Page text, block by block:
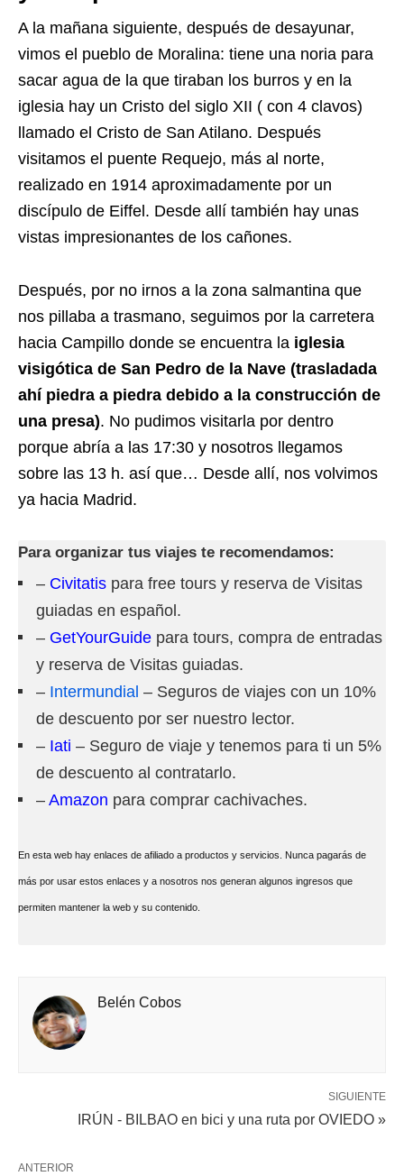
A la mañana siguiente, después de desayunar,
vimos el pueblo de Moralina: tiene una noria para
sacar agua de la que tiraban los burros y en la
iglesia hay un Cristo del siglo XII ( con 4 clavos)
llamado el Cristo de San Atilano. Después
visitamos el puente Requejo, más al norte,
realizado en 1914 aproximadamente por un
discípulo de Eiffel. Desde allí también hay unas
vistas impresionantes de los cañones.
Después, por no irnos a la zona salmantina que
nos pillaba a trasmano, seguimos por la carretera
hacia Campillo donde se encuentra la iglesia
visigótica de San Pedro de la Nave (trasladada
ahí piedra a piedra debido a la construcción de
una presa). No pudimos visitarla por dentro
porque abría a las 17:30 y nosotros llegamos
sobre las 13 h. así que… Desde allí, nos volvimos
ya hacia Madrid.
Para organizar tus viajes te recomendamos:
– Civitatis para free tours y reserva de Visitas
guiadas en español.
– GetYourGuide para tours, compra de entradas
y reserva de Visitas guiadas.
– Intermundial – Seguros de viajes con un 10%
de descuento por ser nuestro lector.
– Iati – Seguro de viaje y tenemos para ti un 5%
de descuento al contratarlo.
– Amazon para comprar cachivaches.
En esta web hay enlaces de afiliado a productos y servicios. Nunca pagarás de
más por usar estos enlaces y a nosotros nos generan algunos ingresos que
permiten mantener la web y su contenido.
Belén Cobos
SIGUIENTE
IRÚN - BILBAO en bici y una ruta por OVIEDO »
ANTERIOR